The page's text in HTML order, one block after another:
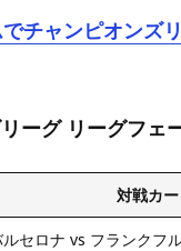
チャンピオンズ
ーグ リーグフェ
対戦カ
セロナ vs フランクフ